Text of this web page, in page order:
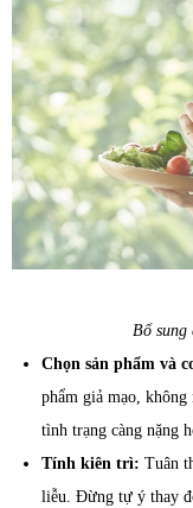
Bổ
Chọn sản phẩm và
phẩm giả mạo,
tình trạng càng nặng
Tính kiên trì: Tuân
liễu. Đừng tự ý thay